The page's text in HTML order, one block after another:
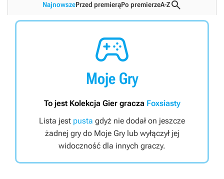
NajnowszePrzed premierąPo premierzeA-Z

Moje Gry
To jest Kolekcja Gier gracza Foxsiasty
Lista jest pusta gdyż nie dodał on jeszcze
żadnej gry do Moje Gry lub wyłączył jej
widoczność dla innych graczy.